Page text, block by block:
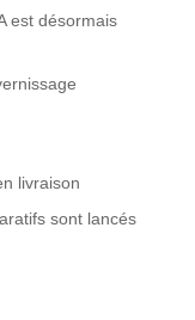
est désormais
livraison
sont lancés